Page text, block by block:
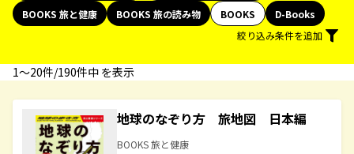
BOOKS 旅と健康
BOOKS 旅の読み物 BOOKS
D-Books
絞り込み条件を追加
1〜20件/190件中 を表示
地球のなぞり方 旅地図 日本編
BOOKS 旅と健康